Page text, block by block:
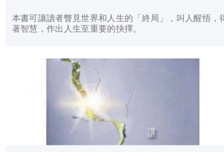
本書可讓讀者瞥見世界和人生的「終局」，叫人醒悟，
著智慧，作出人生至重要的抉擇。